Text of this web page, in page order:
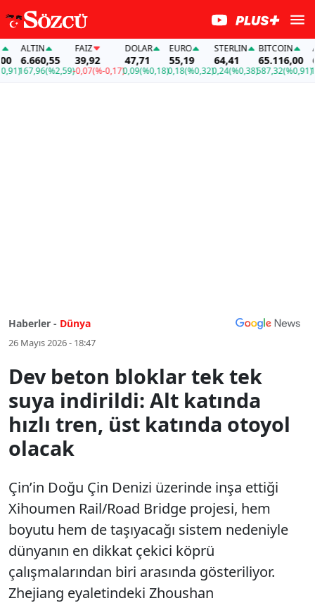
ALTIN
6.660,55
167,96(%2,59)
FAİZ
39,92
-0,07(%-0,17)
DOLAR
47,71
0,09(%0,18)
EURO
55,19
0,18(%0,32)
STERLIN
64,41
0,24(%0,38)
BITCOIN
65.116,00
587,32(%0,91)
Haberler - Dünya
26 Mayıs 2026 - 18:47
Dev beton bloklar tek tek
suya indirildi: Alt katında
hızlı tren, üst katında otoyol
olacak
Çin’in Doğu Çin Denizi üzerinde inşa ettiği
Xihoumen Rail/Road Bridge projesi, hem
boyutu hem de taşıyacağı sistem nedeniyle
dünyanın en dikkat çekici köprü
çalışmalarından biri arasında gösteriliyor.
Zhejiang eyaletindeki Zhoushan